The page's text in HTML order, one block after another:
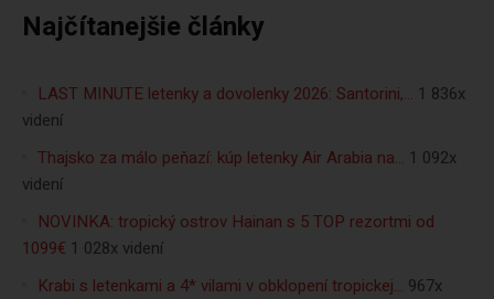
Najčítanejšie články
LAST MINUTE letenky a dovolenky 2026: Santorini,… 1 836x
videní
Thajsko za málo peňazí: kúp letenky Air Arabia na… 1 092x
videní
NOVINKA: tropický ostrov Hainan s 5 TOP rezortmi od
1099€ 1 028x videní
Krabi s letenkami a 4* vilami v obklopení tropickej… 967x